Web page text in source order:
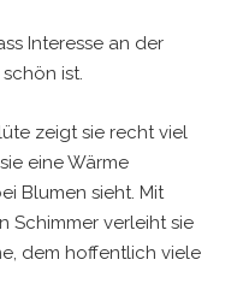
Interesse an der
ist.
zeigt sie recht viel
eine Wärme
Blumen sieht. Mit
Schimmer verleiht sie
dem hoffentlich viele